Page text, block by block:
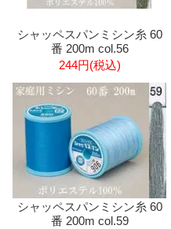
シャッペスパンミシン糸 60
番 200m col.56
244円(税込)
シャッペスパンミシン糸 60
番 200m col.59